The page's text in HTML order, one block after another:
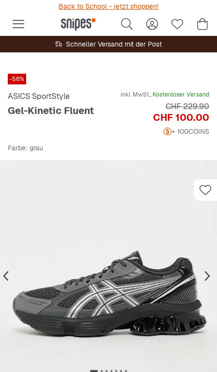
Back to School - jetzt shoppen!
Schneller Versand mit der Post
-56%
ASICS SportStyle
Gel-Kinetic Fluent
inkl. MwSt., Kostenloser Versand
Preis
CHF 100.00
Originalpreis
CHF 229.90
+ 100COINS
Farbe: grau